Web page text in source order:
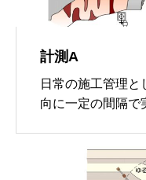
計測A
日常の施工管理
向に一定の間隔で